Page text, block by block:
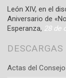
León XIV, en el
Aniversario de
Esperanza, 28 de
DESCARGAS
Actas del